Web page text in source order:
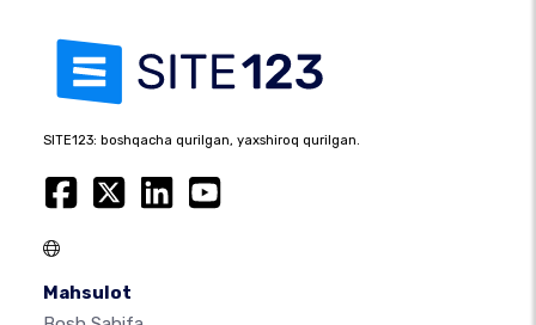
SITE123: boshqacha qurilgan, yaxshiroq qurilgan.
Mahsulot